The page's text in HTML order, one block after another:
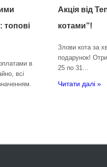
топові
в
всі
Акція від
котами”!
Злови кота за
подарунок!
25 по 31…
Читати далі »